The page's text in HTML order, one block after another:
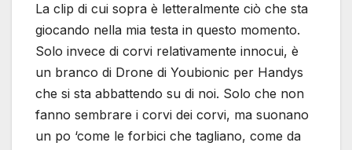
La clip di cui sopra è letteralmente ciò che sta
giocando nella mia testa in questo momento.
Solo invece di corvi relativamente innocui, è
un branco di Drone di Youbionic per Handys
che si sta abbattendo su di noi. Solo che non
fanno sembrare i corvi dei corvi, ma suonano
un po ‘come le forbici che tagliano, come da